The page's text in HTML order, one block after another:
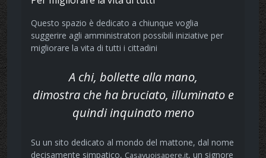
Questo spazio è dedicato a chiunque voglia
suggerire agli amministratori possibili iniziative per
migliorare la vita di tutti i cittadini
A chi, bollette alla mano,
dimostra che ha bruciato, illuminato e
quindi inquinato meno
Su un sito dedicato al mondo del mattone, dal nome
decisamente simpatico, Casavuoisapere.it, un signore